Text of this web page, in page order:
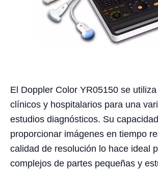
El Doppler Color YR05150 se
clínicos y hospitalarios para una
estudios diagnósticos. Su
proporcionar imágenes en tiempo
calidad de resolución lo hace ideal
complejos de partes pequeñas y